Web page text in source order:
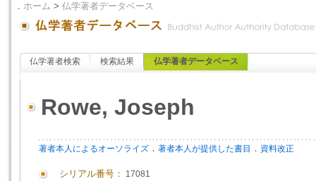
． ホーム > 仏学著者データベース
仏学著者検索 検索結果 仏学著者データベース
Rowe, Joseph
著者本人によるオーソライズ ． 著者本人が提供した書目 ． 資料改正
シリアル番号： 17081